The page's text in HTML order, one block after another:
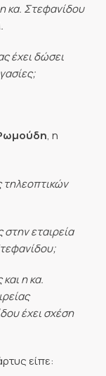
κα. Στεφανίδου
έχει δώσει
, η
τηλεοπτικών
στην εταιρεία
και η κα.
έχει σχέση
είπε: